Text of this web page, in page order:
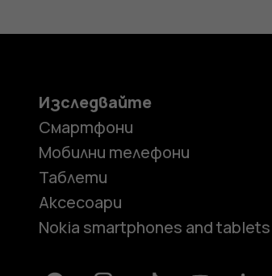
Изследвайте
Смартфони
Мобилни телефони
Таблети
Аксесоари
Nokia smartphones and tablets